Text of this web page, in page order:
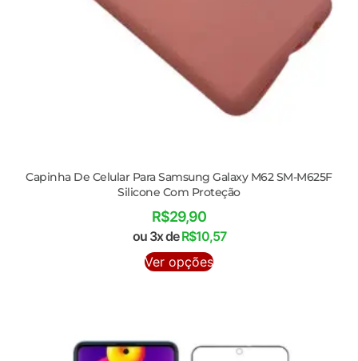
Capinha De Celular Para Samsung Galaxy M62 SM-M625F
Silicone Com Proteção
R$29,90
ou 3x deR$10,57
Ver opções